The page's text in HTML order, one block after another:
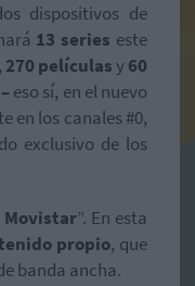
dispositivos de
13 series este
, 270 películasy60
eso sí, en el nuevo
en los canales #0,
exclusivo de los
”. En esta
propio, que
banda ancha.